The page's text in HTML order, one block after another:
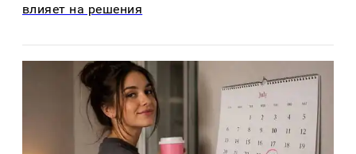
влияет на решения